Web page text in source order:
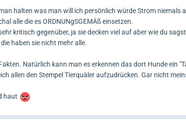
halten was man will ich persönlich würde Strom niemals
alle die es ORDNUNgSGEMÄß einsetzen.
kritisch gegenüber, ja sie decken viel auf aber wie du
haben sie nicht mehr alle.
Natürlich kann man es erkennen das dort Hunde ein
allen den Stempel Tierquäler aufzudrücken. Gar nicht
haut